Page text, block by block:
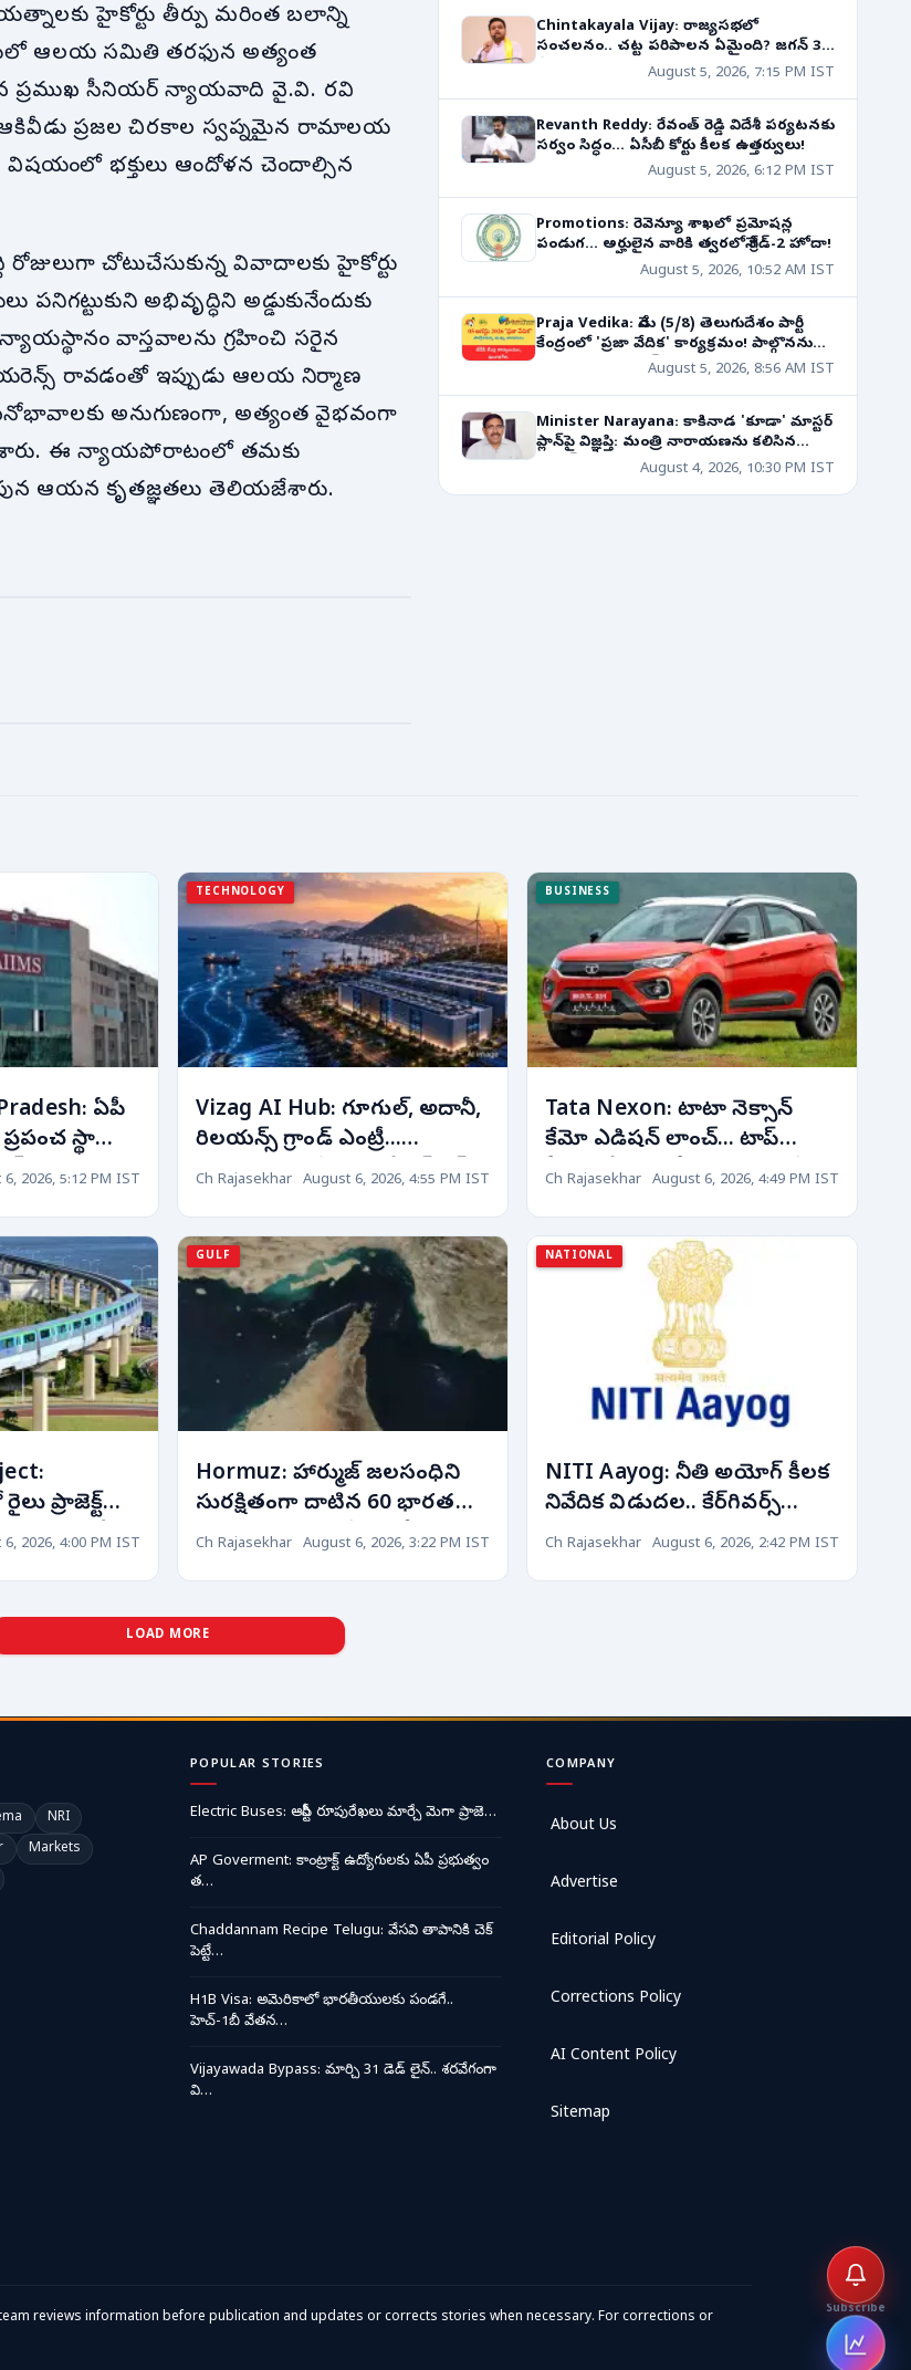
హైకోర్టు తీర్పు మరింత బలాన్ని
ఆలయ సమితి తరఫున అత్యంత
ప్రముఖ సీనియర్ న్యాయవాది వై.వి. రవి
ప్రజల చిరకాల స్వప్నమైన రామాలయ
విషయంలో భక్తులు ఆందోళన చెందాల్సిన
చోటుచేసుకున్న వివాదాలకు హైకోర్టు
అభివృద్ధిని అడ్డుకునేందుకు
వాస్తవాలను గ్రహించి సరైన
రావడంతో ఇప్పుడు ఆలయ నిర్మాణ
అనుగుణంగా, అత్యంత వైభవంగా
ఈ న్యాయపోరాటంలో తమకు
ఆయన కృతజ్ఞతలు తెలియజేశారు.
Chintakayala Vijay: రాజ్యసభలో
సంచలనం.. చట్ట పరిపాలన ఏమైంది? జగన్ 31
కేసుల వ్యవహారంపై ఘాటు వ్యాఖ్యలు!
August 5, 2026, 7:15 PM IST
Revanth Reddy: రేవంత్ రెడ్డి విదేశీ పర్యటనకు
సర్వం సిద్ధం... ఏసీబీ కోర్టు కీలక ఉత్తర్వులు!
August 5, 2026, 6:12 PM IST
Promotions: రెవెన్యూ శాఖలో ప్రమోషన్ల
పండుగ... అర్హులైన వారికి త్వరలోనే గ్రేడ్-2 హోదా!
August 5, 2026, 10:52 AM IST
Praja Vedika: నేడు (5/8) తెలుగుదేశం పార్టీ
కేంద్రంలో 'ప్రజా వేదిక' కార్యక్రమం! పాల్గొననున్న
నాయకుల షెడ్యూల్!August 5, 2026, 8:56 AM IST
Minister Narayana: కాకినాడ 'కూడా' మాస్టర్
ప్లాన్‌పై విజ్ఞప్తి: మంత్రి నారాయణను కలిసిన
క్రెడాయ్ ప్రతినిధులు!August 4, 2026, 10:30 PM IST
ఏపీ
స్థాయి
2026, 5:12 PM IST
TECHNOLOGY
Vizag AI Hub: గూగుల్, అదానీ,
రిలయన్స్ గ్రాండ్ ఎంట్రీ...
విశాఖపట్నం వేదికగా గ్లోబల్ టెక్
Ch Rajasekhar August 6, 2026, 4:55 PM IST
BUSINESS
Tata Nexon: టాటా నెక్సాన్
కేమో ఎడిషన్ లాంచ్... టాప్
ఫీచర్లతో ఆకర్షణీయమైన ధరకే... !
Ch Rajasekhar August 6, 2026, 4:49 PM IST
ప్రాజెక్ట్‌లో
చోట్ల
2026, 4:00 PM IST
GULF
Hormuz: హార్ముజ్ జలసంధిని
సురక్షితంగా దాటిన 60 భారత
వాణిజ్య నౌకలు.. కేంద్రం కీలక
Ch Rajasekhar August 6, 2026, 3:22 PM IST
NATIONAL
NITI Aayog: నీతి అయోగ్ కీలక
నివేదిక విడుదల.. కేర్‌గివర్స్
సాధికారతకు కొత్త వ్యూహాలు,
Ch Rajasekhar August 6, 2026, 2:42 PM IST
LOAD MORE
NRI
Markets
POPULAR STORIES
Electric Buses: ఆర్టీసీ రూపురేఖలు మార్చే మెగా ప్రాజె…
AP Goverment: కాంట్రాక్ట్ ఉద్యోగులకు ఏపీ ప్రభుత్వం
త…
Chaddannam Recipe Telugu: వేసవి తాపానికి చెక్
పెట్టే…
H1B Visa: అమెరికాలో భారతీయులకు పండగే..
హెచ్-1బీ వేతన…
Vijayawada Bypass: మార్చి 31 డెడ్ లైన్.. శరవేగంగా
వి…
COMPANY
About Us
Advertise
Editorial Policy
Corrections Policy
AI Content Policy
Sitemap
reviews information before publication and updates or corrects stories when necessary. For corrections or
Subscribe
Open